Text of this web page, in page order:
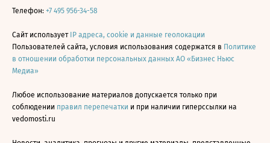
Телефон: +7 495 956-34-58
Сайт использует IP адреса, cookie и данные геолокации
Пользователей сайта, условия использования содержатся в Политике
в отношении обработки персональных данных АО «Бизнес Ньюс
Медиа»
Любое использование материалов допускается только при
соблюдении правил перепечатки и при наличии гиперссылки на
vedomosti.ru